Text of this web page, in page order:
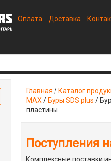
Оплата Доставка
Главная / Каталог
MAX / Буры SDS plus /
пластины
Поступления
Комплексные поставки